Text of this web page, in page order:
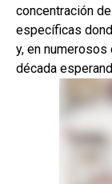
concentración
específicas
y, en
década